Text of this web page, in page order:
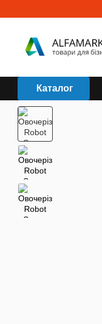
Каталог